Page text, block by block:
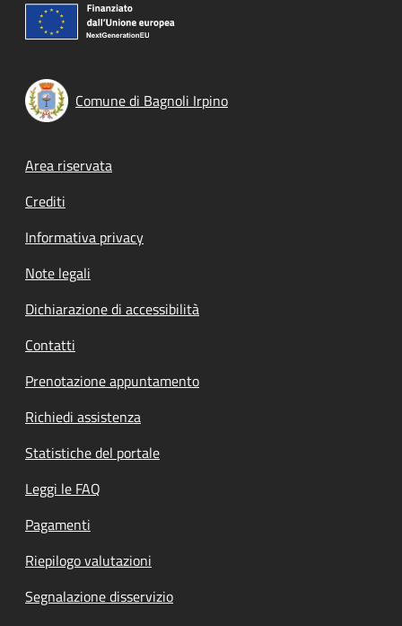
Comune di Bagnoli Irpino
Footer menu
Area riservata
Crediti
Informativa privacy
Note legali
Dichiarazione di accessibilità
Contatti
Prenotazione appuntamento
Richiedi assistenza
Statistiche del portale
Leggi le FAQ
Pagamenti
Riepilogo valutazioni
Segnalazione disservizio